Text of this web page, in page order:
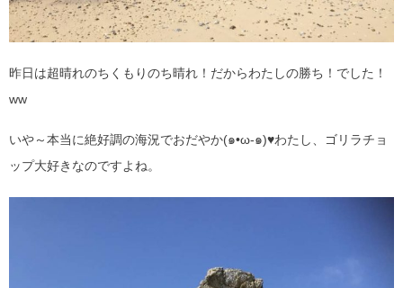
昨日は超晴れのちくもりのち晴れ！だからわたしの勝ち！でした！
ww
いや～本当に絶好調の海況でおだやか(๑•ω-๑)♥わたし、ゴリラチョ
ップ大好きなのですよね。